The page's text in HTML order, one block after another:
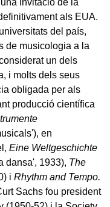
als EUA.
del país,
de musicologia a la
un dels
i molts dels seus
obligada per als
producció científica
en
Eine Weltgeschichte
dansa', 1933), The
i Rhythm and Tempo.
Sachs fou president